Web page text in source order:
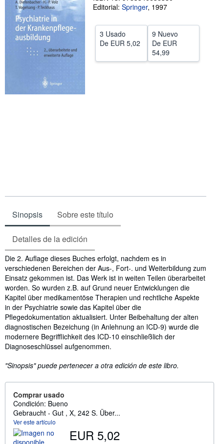
Ayuda
CERRAR
Editorial: Springer, 1997
3 Usado
De EUR 5,02
9 Nuevo
De EUR
54,99
Sinopsis Sobre este título
Detalles de la edición
Sinopsis
Die 2. Auflage dieses Buches erfolgt, nachdem es in
verschiedenen Bereichen der Aus-, Fort-. und Weiterbildung zum
Einsatz gekommen ist. Das Werk ist in weiten Teilen überarbeitet
worden. So wurden z.B. auf Grund neuer Entwicklungen die
Kapitel über medikamentöse Therapien und rechtliche Aspekte
in der Psychiatrie sowie das Kapitel über die
Pflegedokumentation aktualisiert. Unter Beibehaltung der alten
diagnostischen Bezeichung (in Anlehnung an ICD-9) wurde die
modernere Begrifflichkeit des ICD-10 einschließlich der
Diagnoseschlüssel aufgenommen.
"Sinopsis" puede pertenecer a otra edición de este libro.
Comprar usado
Condición: Bueno
Gebraucht - Gut , X, 242 S. Über...
Ver este artículo
EUR 5,02